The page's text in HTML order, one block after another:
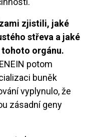
zjistili, jaké
střeva a jaké
tohoto orgánu.
potom
buněk
vyplynulo, že
zásadní geny